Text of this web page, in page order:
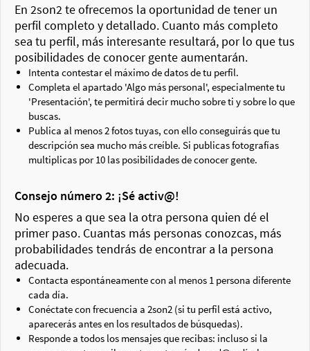
En 2son2 te ofrecemos la oportunidad de tener un
perfil completo y detallado. Cuanto más completo
sea tu perfil, más interesante resultará, por lo que tus
posibilidades de conocer gente aumentarán.
Intenta contestar el máximo de datos de tu perfil.
Completa el apartado 'Algo más personal', especialmente tu
'Presentación', te permitirá decir mucho sobre ti y sobre lo que
buscas.
Publica al menos 2 fotos tuyas, con ello conseguirás que tu
descripción sea mucho más creíble. Si publicas fotografías
multiplicas por 10 las posibilidades de conocer gente.
Consejo número 2: ¡Sé activ@!
No esperes a que sea la otra persona quien dé el
primer paso. Cuantas más personas conozcas, más
probabilidades tendrás de encontrar a la persona
adecuada.
Contacta espontáneamente con al menos 1 persona diferente
cada día.
Conéctate con frecuencia a 2son2 (si tu perfil está activo,
aparecerás antes en los resultados de búsquedas).
Responde a todos los mensajes que recibas: incluso si la